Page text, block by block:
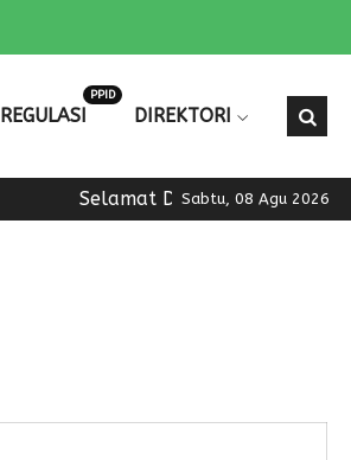
REGULASI
PPID
DIREKTORI
Sabtu, 08 Agu 2026
Selamat Datang di Official